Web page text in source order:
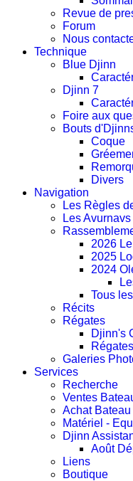
Revue de
Forum
Nous
Technique
Blue Djinn
Djinn 7
Foire aux
Bouts
Coque
Divers
Navigation
Les Règles
Les Avurnavs
2026
2025
2024
Tous
Récits
Régates
Djinn's
Galeries
Services
Recherche
Ventes
Achat Bateau
Matériel -
Djinn
Août
Liens
Boutique